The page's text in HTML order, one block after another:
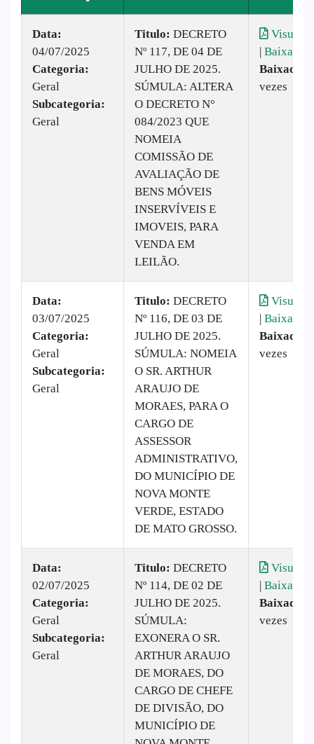
Data:
04/07/2025
Categoria:
Geral
Subcategoria:
Geral
Titulo: DECRETO
Nº 117, DE 04 DE
JULHO DE 2025.
SÚMULA: ALTERA
O DECRETO N°
084/2023 QUE
NOMEIA
COMISSÃO DE
AVALIAÇÃO DE
BENS MÓVEIS
INSERVÍVEIS E
IMOVEIS, PARA
VENDA EM
LEILÃO.
| Baixar
Baixado:
vezes
Data:
03/07/2025
Categoria:
Geral
Subcategoria:
Geral
Titulo: DECRETO
Nº 116, DE 03 DE
JULHO DE 2025.
SÚMULA: NOMEIA
O SR. ARTHUR
ARAUJO DE
MORAES, PARA O
CARGO DE
ASSESSOR
ADMINISTRATIVO,
DO MUNICÍPIO DE
NOVA MONTE
VERDE, ESTADO
DE MATO GROSSO.
| Baixar
Baixado:
vezes
Data:
02/07/2025
Categoria:
Geral
Subcategoria:
Geral
Titulo: DECRETO
Nº 114, DE 02 DE
JULHO DE 2025.
SÚMULA:
EXONERA O SR.
ARTHUR ARAUJO
DE MORAES, DO
CARGO DE CHEFE
DE DIVISÃO, DO
MUNICÍPIO DE
| Baixar
Baixado:
vezes